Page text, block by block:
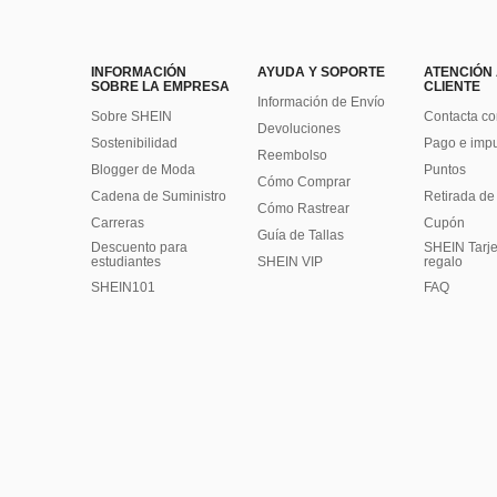
INFORMACIÓN
SOBRE LA EMPRESA
Sobre SHEIN
Sostenibilidad
Blogger de Moda
Cadena de Suministro
Carreras
Descuento para
estudiantes
SHEIN101
AYUDA Y SOPORTE
Información de Envío
Devoluciones
Reembolso
Cómo Comprar
Cómo Rastrear
Guía de Tallas
SHEIN VIP
ATENCIÓN
CLIENTE
Contacta
Pago e
Puntos
Retirada
Cupón
SHEIN
regalo
FAQ